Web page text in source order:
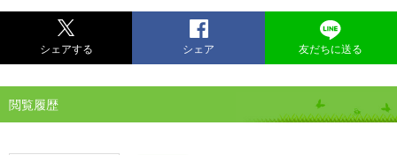
シェアする シェア 友だちに送る
閲覧履歴